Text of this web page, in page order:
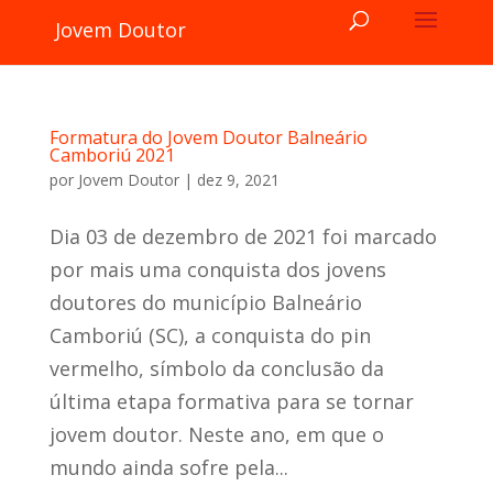
Jovem Doutor
Formatura do Jovem Doutor Balneário
Camboriú 2021
por Jovem Doutor| dez 9, 2021
Dia 03 de dezembro de 2021 foi marcado
por mais uma conquista dos jovens
doutores do município Balneário
Camboriú (SC), a conquista do pin
vermelho, símbolo da conclusão da
última etapa formativa para se tornar
jovem doutor. Neste ano, em que o
mundo ainda sofre pela...